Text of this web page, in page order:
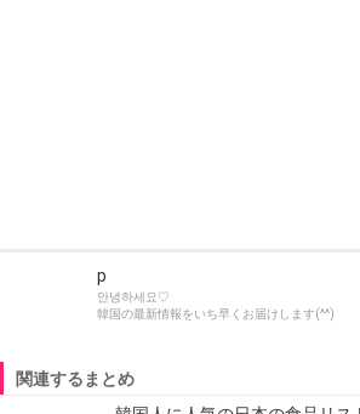
p
안녕하세요♡
韓国の最新情報をいち早くお届けします(^^)
関連するまとめ